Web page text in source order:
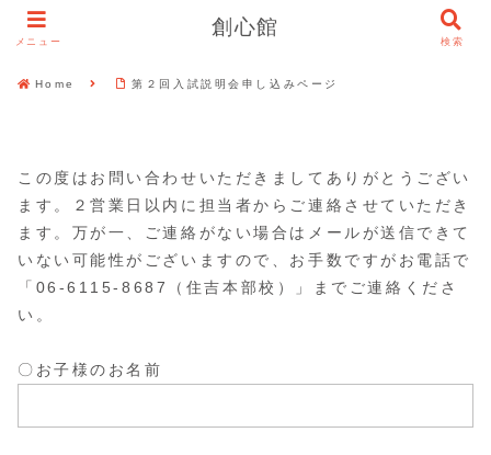
Home 第２回入試説明会申し込みページ
この度はお問い合わせいただきましてありがとうござい
ます。２営業日以内に担当者からご連絡させていただき
ます。万が一、ご連絡がない場合はメールが送信できて
いない可能性がございますので、お手数ですがお電話で
「06-6115-8687（住吉本部校）」までご連絡くださ
い。
〇お子様のお名前
メニュー
創心館
検索